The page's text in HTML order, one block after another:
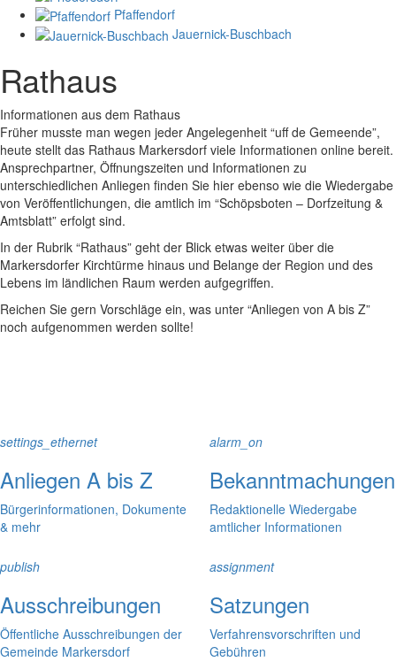
Pfaffendorf
Jauernick-Buschbach
Rathaus
Informationen aus dem Rathaus
Früher musste man wegen jeder Angelegenheit “uff de Gemeende”,
heute stellt das Rathaus Markersdorf viele Informationen online bereit.
Ansprechpartner, Öffnungszeiten und Informationen zu
unterschiedlichen Anliegen finden Sie hier ebenso wie die Wiedergabe
von Veröffentlichungen, die amtlich im “Schöpsboten – Dorfzeitung &
Amtsblatt” erfolgt sind.
In der Rubrik “Rathaus” geht der Blick etwas weiter über die
Markersdorfer Kirchtürme hinaus und Belange der Region und des
Lebens im ländlichen Raum werden aufgegriffen.
Reichen Sie gern Vorschläge ein, was unter “Anliegen von A bis Z”
noch aufgenommen werden sollte!
settings_ethernet
Anliegen A bis Z
Bürgerinformationen, Dokumente
& mehr
alarm_on
Bekanntmachungen
Redaktionelle Wiedergabe
amtlicher Informationen
publish
Ausschreibungen
Öffentliche Ausschreibungen der
Gemeinde Markersdorf
assignment
Satzungen
Verfahrensvorschriften und
Gebühren